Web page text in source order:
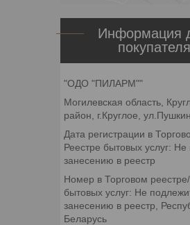
Информация
покупателя
"ОДО "ПИЛАРМ""
Могилевская область,
район, г.Круглое,
Дата регистрации в
Реестре бытовых услуг:
занесению в реестр
Номер в Торговом
бытовых услуг: Не
занесению в реестр,
Беларусь